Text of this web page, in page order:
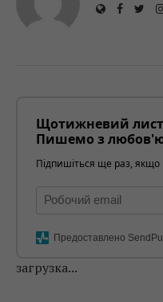
Щотижневий
Пишемо з
Підпишіться ще раз, якщо
Предоставлено
загрузка...